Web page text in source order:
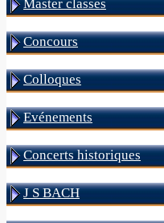
Master classes
Concours
Colloques
Evénements
Concerts historiques
J S BACH